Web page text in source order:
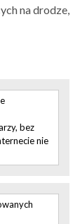
na drodze,
bez
nie